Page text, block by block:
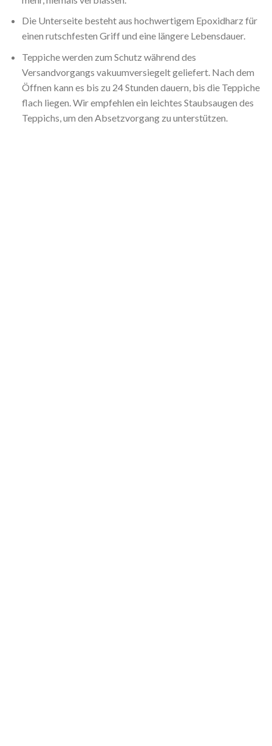
Die Unterseite besteht aus hochwertigem Epoxidharz für
einen rutschfesten Griff und eine längere Lebensdauer.
Teppiche werden zum Schutz während des
Versandvorgangs vakuumversiegelt geliefert. Nach dem
Öffnen kann es bis zu 24 Stunden dauern, bis die Teppiche
flach liegen. Wir empfehlen ein leichtes Staubsaugen des
Teppichs, um den Absetzvorgang zu unterstützen.